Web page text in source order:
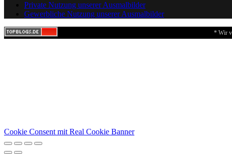
Private Nutzung unserer Ausmalbilder
Gewerbliche Nutzung unserer Ausmalbilder
* Wir
Cookie Consent mit Real Cookie Banner